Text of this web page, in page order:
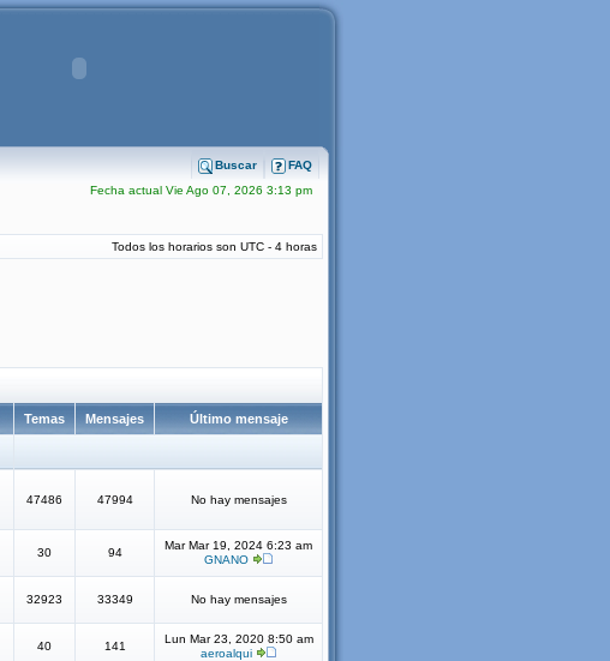
FAQ
Buscar
Fecha actual Vie Ago 07, 2026 3:13 pm
Todos los horarios son UTC - 4 horas
Temas Mensajes Último mensaje
47486 47994 No hay mensajes
30 94
Mar Mar 19, 2024 6:23 am
GNANO
32923 33349 No hay mensajes
40 141
Lun Mar 23, 2020 8:50 am
aeroalqui